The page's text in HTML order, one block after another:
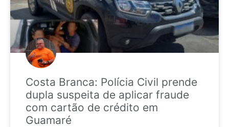
Costa Branca: Polícia Civil prende
dupla suspeita de aplicar fraude
com cartão de crédito em
Guamaré